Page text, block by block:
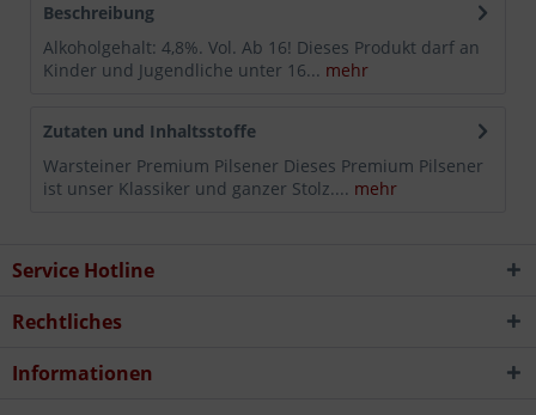
Beschreibung
Alkoholgehalt: 4,8%. Vol. Ab 16! Dieses Produkt darf an
Kinder und Jugendliche unter 16... mehr
Zutaten und Inhaltsstoffe
Warsteiner Premium Pilsener Dieses Premium Pilsener
ist unser Klassiker und ganzer Stolz.... mehr
Service Hotline
Rechtliches
Informationen